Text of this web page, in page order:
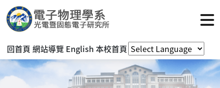
回首頁 網站導覽 English 本校首頁